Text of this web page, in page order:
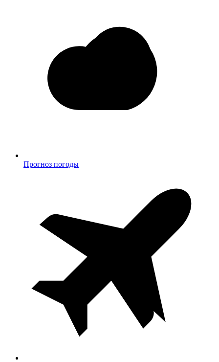
Прогноз погоды